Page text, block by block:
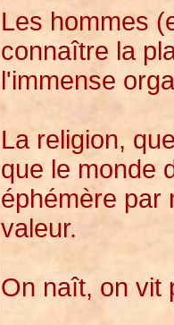
Les hommes
connaître la
l'immense
La religion,
que le monde
éphémère par
valeur.
On naît, on vit